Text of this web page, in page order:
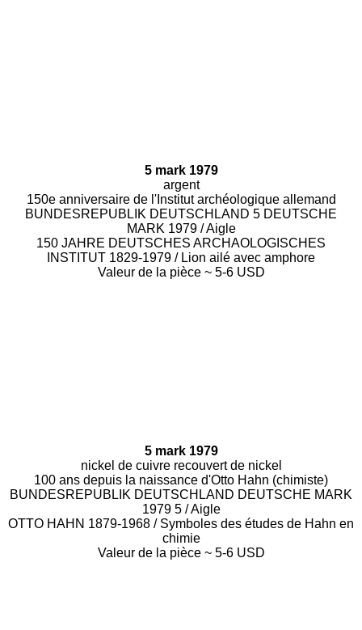
5 mark 1979
argent
150e anniversaire de l'Institut archéologique allemand
BUNDESREPUBLIK DEUTSCHLAND 5 DEUTSCHE
MARK 1979 / Aigle
150 JAHRE DEUTSCHES ARCHAOLOGISCHES
INSTITUT 1829-1979 / Lion ailé avec amphore
Valeur de la pièce ~ 5-6 USD
5 mark 1979
nickel de cuivre recouvert de nickel
100 ans depuis la naissance d'Otto Hahn (chimiste)
BUNDESREPUBLIK DEUTSCHLAND DEUTSCHE MARK
1979 5 / Aigle
OTTO HAHN 1879-1968 / Symboles des études de Hahn en
chimie
Valeur de la pièce ~ 5-6 USD